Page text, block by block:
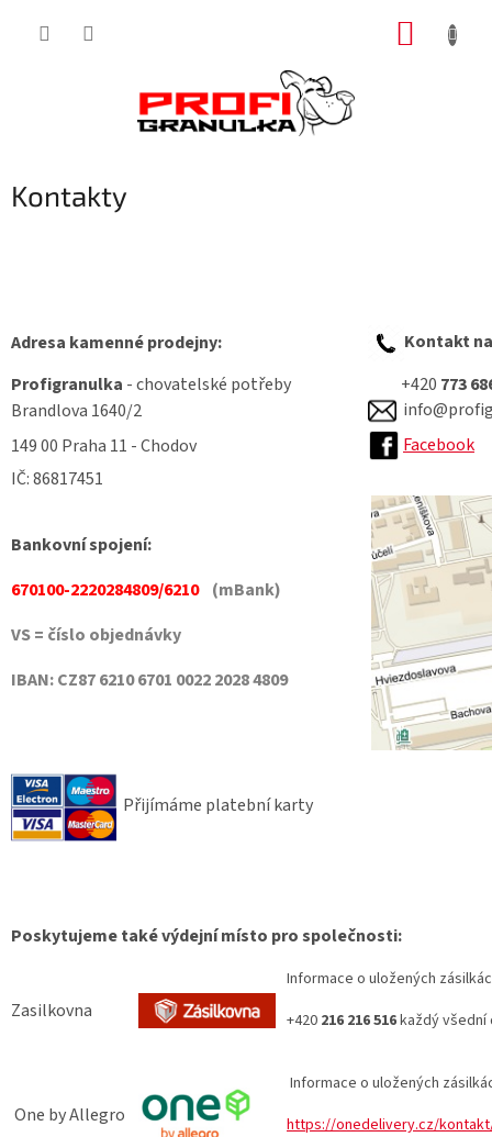
Kontakty
Adresa kamenné prodejny:
Kontakt
Profigranulka - chovatelské potřeby +420 773
Brandlova 1640/2
149 00 Praha 11 - Chodov
Facebook
IČ: 86817451
Bankovní spojení:
670100-2220284809/6210 (mBank)
VS = číslo objednávky
IBAN:CZ87 6210 6701 0022 2028 4809
Přijímáme platební karty
Poskytujeme také výdejní místo pro společnosti:
Zasilkovna
Informace o uložených
+420 216 216 516každý všední
One by Allegro
Informace o uložených
https://onedelivery.cz/